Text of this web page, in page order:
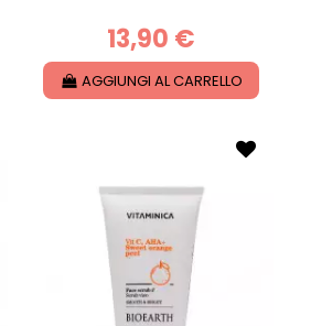
13,90 €
AGGIUNGI AL CARRELLO